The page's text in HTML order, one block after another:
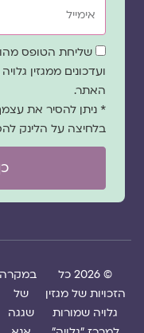
שדהשליחת הטופס
ועדכונים ממגזין
האתר.
* ניתן להסיר את
בלחיצה על הלינק
© 2026 כל
הזכויות של מגזין
גלויה שמורות
במקרה
של
שגגה